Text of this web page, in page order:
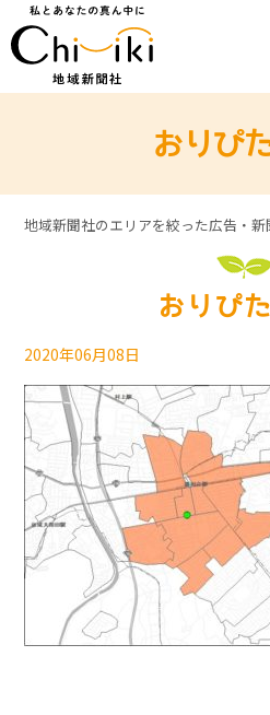
おりぴ
地域新聞社のエリアを絞った広告・新
おりぴ
2020年06月08日